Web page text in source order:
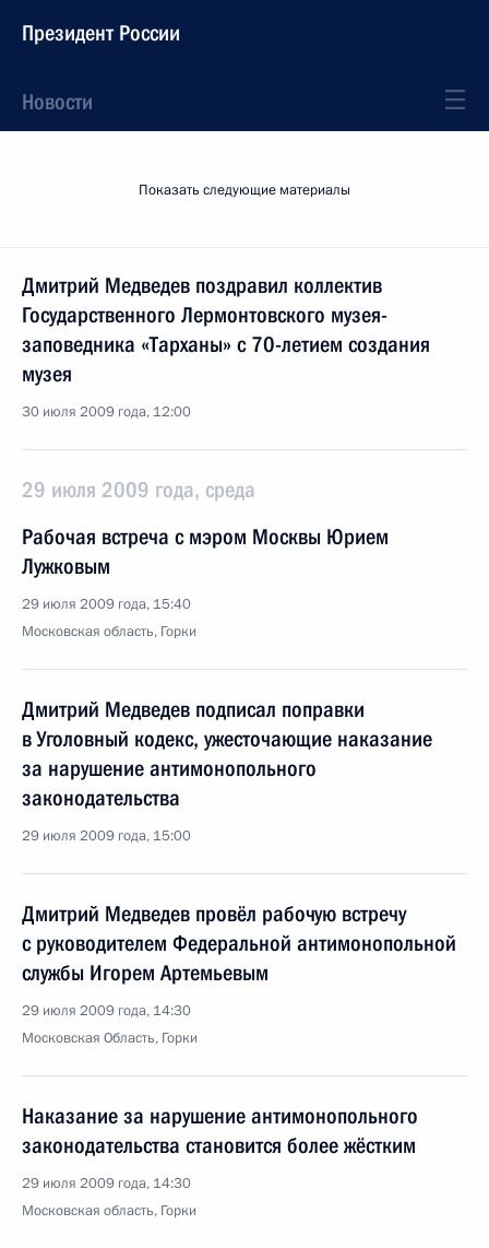
Президент России
Новости
Показать следующие материалы
Дмитрий Медведев поздравил коллектив
Государственного Лермонтовского музея-
заповедника «Тарханы» с 70-летием создания
музея
30 июля 2009 года, 12:00
29 июля 2009 года, среда
Рабочая встреча с мэром Москвы Юрием
Лужковым
29 июля 2009 года, 15:40
Московская область, Горки
Дмитрий Медведев подписал поправки
в Уголовный кодекс, ужесточающие наказание
за нарушение антимонопольного
законодательства
29 июля 2009 года, 15:00
Дмитрий Медведев провёл рабочую встречу
с руководителем Федеральной антимонопольной
службы Игорем Артемьевым
29 июля 2009 года, 14:30
Московская Область, Горки
Наказание за нарушение антимонопольного
законодательства становится более жёстким
29 июля 2009 года, 14:30
Московская область, Горки